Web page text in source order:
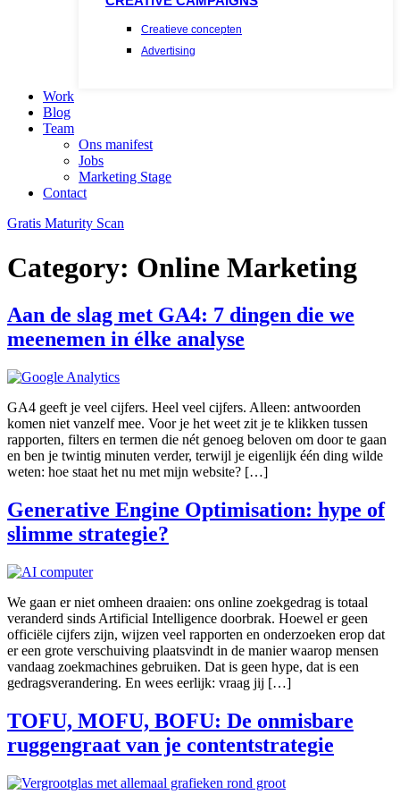
Creatieve concepten
Advertising
Work
Blog
Team
Ons manifest
Jobs
Marketing Stage
Contact
Gratis Maturity Scan
Category: Online Marketing
Aan de slag met GA4: 7 dingen die we
meenemen in élke analyse
GA4 geeft je veel cijfers. Heel veel cijfers. Alleen: antwoorden
komen niet vanzelf mee. Voor je het weet zit je te klikken tussen
rapporten, filters en termen die nét genoeg beloven om door te gaan
en ben je twintig minuten verder, terwijl je eigenlijk één ding wilde
weten: hoe staat het nu met mijn website? […]
Generative Engine Optimisation: hype of
slimme strategie?
We gaan er niet omheen draaien: ons online zoekgedrag is totaal
veranderd sinds Artificial Intelligence doorbrak. Hoewel er geen
officiële cijfers zijn, wijzen veel rapporten en onderzoeken erop dat
er een grote verschuiving plaatsvindt in de manier waarop mensen
vandaag zoekmachines gebruiken. Dat is geen hype, dat is een
gedragsverandering. En wees eerlijk: vraag jij […]
TOFU, MOFU, BOFU: De onmisbare
ruggengraat van je contentstrategie